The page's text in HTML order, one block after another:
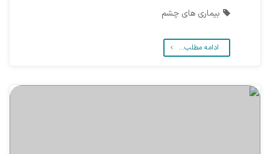
بیماری های چشم
ادامه مطلب...